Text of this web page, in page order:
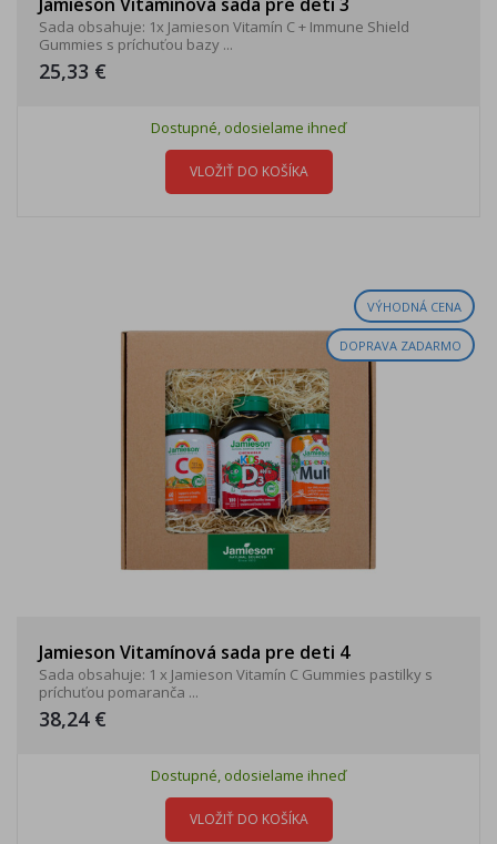
Sada obsahuje: 1x Jamieson Vitamín C + Immune Shield
Gummies s príchuťou bazy ...
25,33 €
Dostupné, odosielame ihneď
VLOŽIŤ DO KOŠÍKA
VÝHODNÁ CENA
DOPRAVA ZADARMO
Jamieson Vitamínová sada pre deti 4
Sada obsahuje: 1 x Jamieson Vitamín C Gummies pastilky s
príchuťou pomaranča ...
38,24 €
Dostupné, odosielame ihneď
VLOŽIŤ DO KOŠÍKA